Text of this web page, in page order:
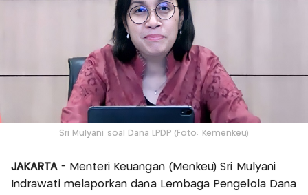
Sri Mulyani soal Dana LPDP (Foto: Kemenkeu)
JAKARTA - Menteri Keuangan (Menkeu) Sri Mulyani
Indrawati melaporkan dana Lembaga Pengelola Dana